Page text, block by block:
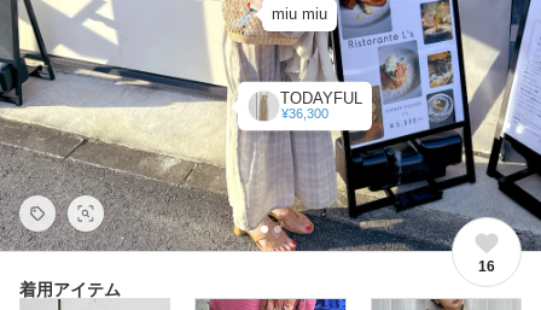
TODAYFUL
¥36,300
miu miu
16
着用アイテム